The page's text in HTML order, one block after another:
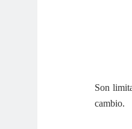
Son
cambio.